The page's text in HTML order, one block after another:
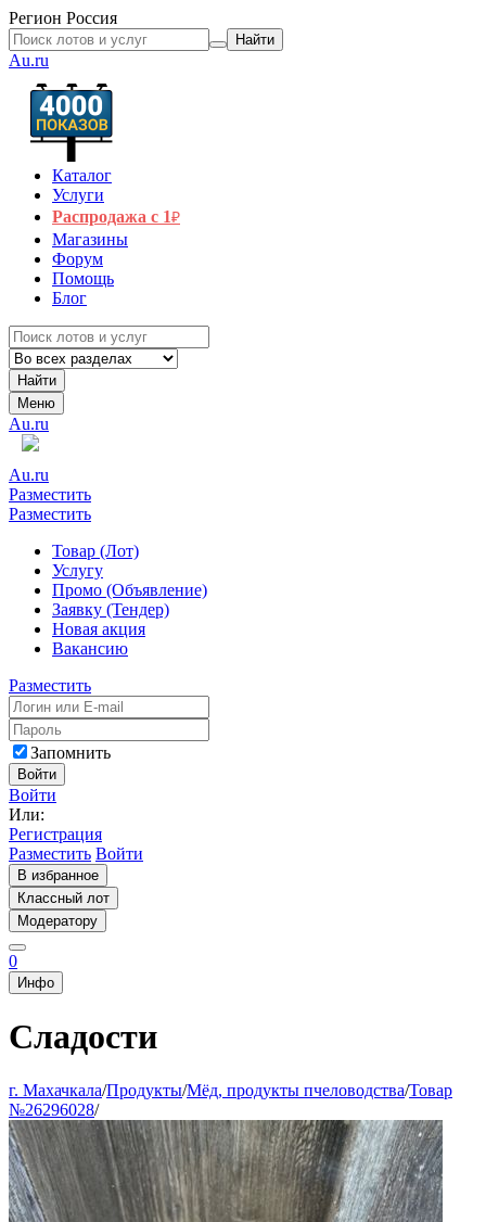
Регион Россия
Найти
Au.ru
Каталог
Услуги
Распродажа с 1₽
Магазины
Форум
Помощь
Блог
Найти
Меню
Au.ru
Au.ru
Разместить
Разместить
Товар (Лот)
Услугу
Промо (Объявление)
Заявку (Тендер)
Новая акция
Вакансию
Разместить
Запомнить
Войти
Войти
Или:
Регистрация
Разместить Войти
В избранное
Классный лот
Модератору
0
Инфо
Сладости
г. Махачкала/Продукты/Мёд, продукты пчеловодства/Товар
№26296028/